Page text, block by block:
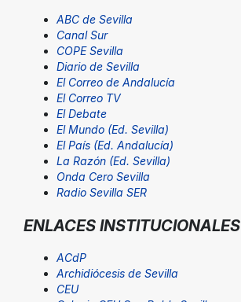
ABC de Sevilla
Canal Sur
COPE Sevilla
Diario de Sevilla
El Correo de Andalucía
El Correo TV
El Debate
El Mundo (Ed. Sevilla)
El País (Ed. Andalucía)
La Razón (Ed. Sevilla)
Onda Cero Sevilla
Radio Sevilla SER
ENLACES INSTITUCIONALES
ACdP
Archidiócesis de Sevilla
CEU